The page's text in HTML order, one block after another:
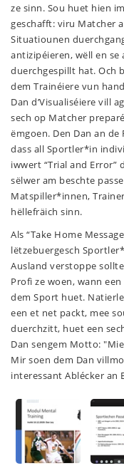
ze sinn. Sou huet hien
geschafft: viru Matcher
Situatiounen
antizipéieren, wëll en
duerchgespillt hat. Och
dem Trainéiere vun
Dan d’Visualiséiere vill
sech op Matcher
ëmgoen. Den Dan an
dass all Sportler*in
iwwert “Trial and Error”
sëlwer am beschte
Matspiller*innen,
hëllefräich sinn.
Als “Take Home
lëtzebuergesch
Ausland verstoppe
Profi ze woen, wann
dem Sport huet.
een et net packt, mee
duerchzitt, huet een
Dan sengem Motto:
Mir soen dem Dan
interessant Ablécker an